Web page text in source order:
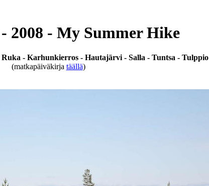
2008 - My Summer Hike
- Karhunkierros - Hautajärvi - Salla - Tuntsa - Tulppio
(matkapäiväkirja täällä)